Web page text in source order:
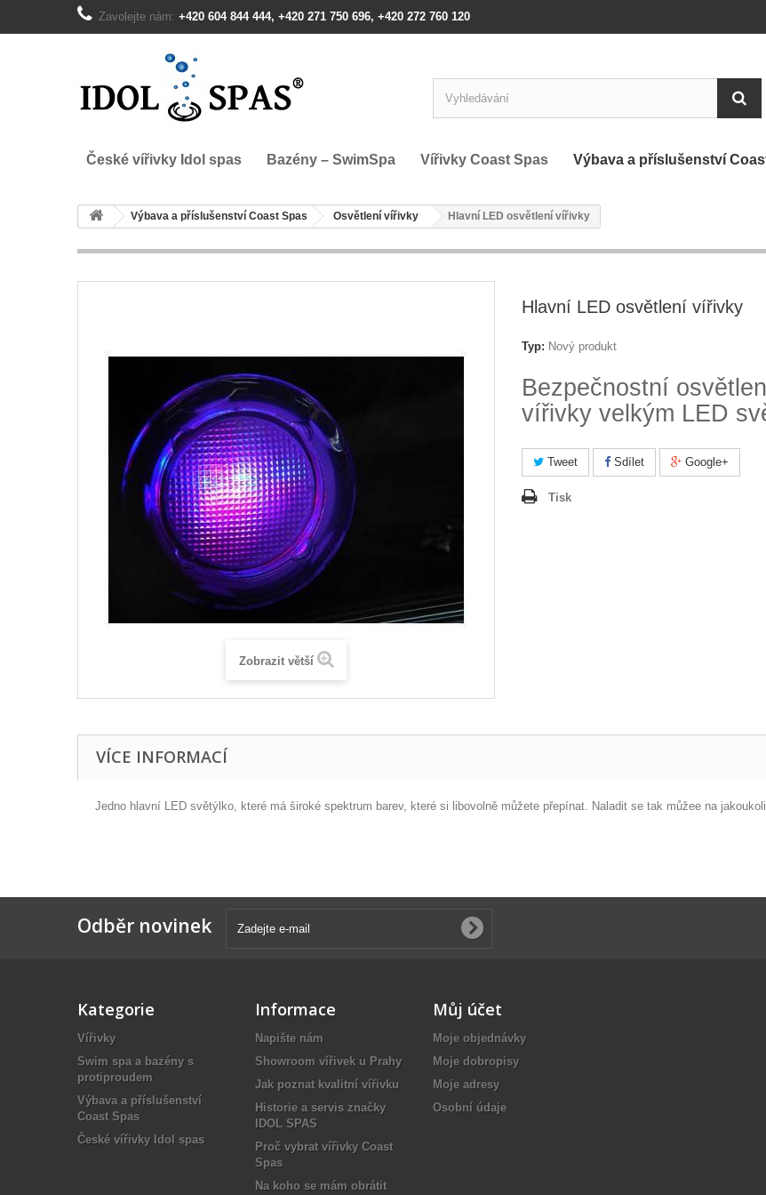
Zavolejte nám: +420 604 844 444, +420 271 750 696, +420 272 760 120
České vířivky Idol spas Bazény – SwimSpa Vířivky Coast Spas Výbava a příslušenství
Výbava a příslušenství Coast Spas Osvětlení vířivky Hlavní LED osvětlení vířivky
Zobrazit větší
Hlavní LED osvětlení vířivky
Typ: Nový produkt
Bezpečnostní
vířivky velkým LED
Tweet Sdílet Google+
Tisk
VÍCE INFORMACÍ
Jedno hlavní LED světýlko, které má široké spektrum barev, které si libovolně můžete přepínat. Naladit se tak můžee na
Odběr novinek
Kategorie
Vířivky
Swim spa a bazény s
protiproudem
Výbava a příslušenství
Coast Spas
České vířivky Idol spas
Informace
Napište nám
Showroom vířivek u Prahy
Jak poznat kvalitní vířivku
Historie a servis značky
IDOL SPAS
Proč vybrat vířivky Coast
Spas
Na koho se mám obrátit
Můj účet
Moje objednávky
Moje dobropisy
Moje adresy
Osobní údaje